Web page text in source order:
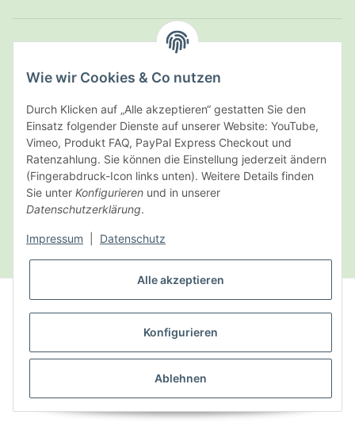
Wie wir Cookies & Co nutzen
Durch Klicken auf „Alle akzeptieren“ gestatten Sie den
Einsatz folgender Dienste auf unserer Website: YouTube,
Vimeo, Produkt FAQ, PayPal Express Checkout und
Ratenzahlung. Sie können die Einstellung jederzeit ändern
(Fingerabdruck-Icon links unten). Weitere Details finden
Sie unter Konfigurieren und in unserer
Datenschutzerklärung.
Impressum Datenschutz
Alle akzeptieren
Konfigurieren
Ablehnen
* Alle Preise inkl. gesetzlicher USt., zzgl.
VERTRAG WIDERRUFEN
VERTRAG WIDERRUFEN
© Latanis Naturprodukte GmbH
JTL-Shop|FIRE JTL-Shop Template